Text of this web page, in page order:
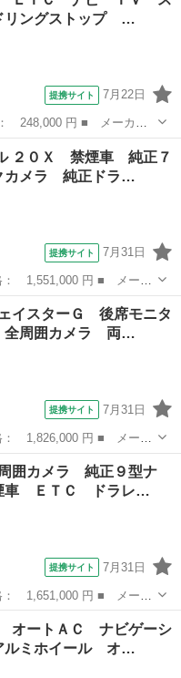
リングストップ …
提携サイト 7月22日
ド名： １２Ｘ ＥＴ
グストップ 電動格納ミ
２０Ｘ 禁煙車 純正７
カメラ 純正ドラ…
提携サイト 7月31日
ル ■ グレード名： ２０
ラ 純正ドライブレコー
イスターＧ 後席モニタ
周囲カメラ 両…
提携サイト 7月31日
ード名： ハイウェイス
囲カメラ 両側電動ド
囲カメラ 純正９型ナ
車 ＥＴＣ ドラレ…
提携サイト 7月31日
ード名： Ｘ 全周囲カ
ＴＣ ドラレコ デジタ
オートＡＣ ナビゲーシ
ミホイール オ…